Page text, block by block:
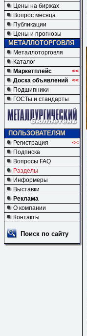
Цены на биржах
Вопрос месяца
Публикации
Цены и прогнозы
МЕТАЛЛОТОРГОВЛЯ
Металлоторговля
Каталог
Маркетплейс
<<
Доска объявлений <<
Подшипники
ГОСТы и стандарты
ПОЛЬЗОВАТЕЛЯМ
Регистрация
<<
Подписка
Вопросы FAQ
Разделы
Информеры
Выставки
Реклама
О компании
Контакты
Поиск по сайту